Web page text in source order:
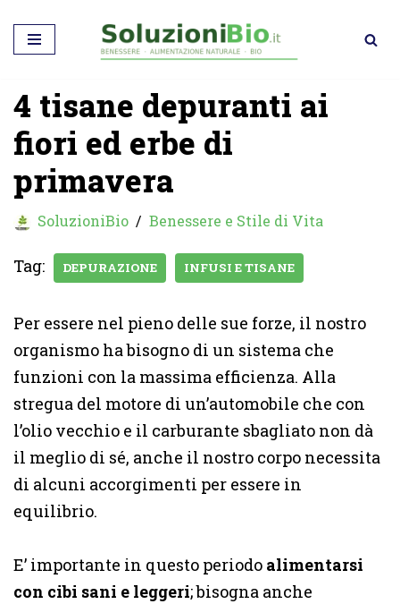
Vai
contenuto
4 tisane depuranti ai
fiori ed erbe di
primavera
SoluzioniBio Benessere e Stile di Vita
Tag: DEPURAZIONE INFUSI E TISANE
Per essere nel pieno delle sue forze, il nostro
organismo ha bisogno di un sistema che
funzioni con la massima efficienza. Alla
stregua del motore di un’automobile che con
l’olio vecchio e il carburante sbagliato non dà
il meglio di sé, anche il nostro corpo necessita
di alcuni accorgimenti per essere in
equilibrio.
E’ importante in questo periodo alimentarsi
con cibi sani e leggeri; bisogna anche